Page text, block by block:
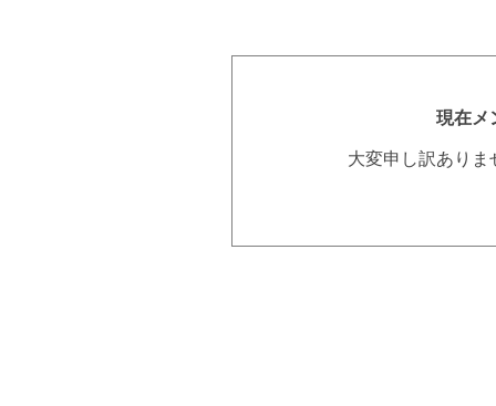
現在メ
大変申し訳あり